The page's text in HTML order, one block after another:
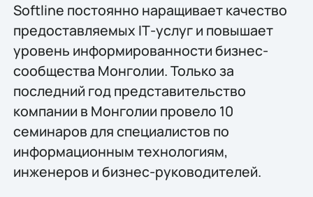
Softline постоянно наращивает качество
предоставляемых IТ-услуг и повышает
уровень информированности бизнес-
сообщества Монголии. Только за
последний год представительство
компании в Монголии провело 10
семинаров для специалистов по
информационным технологиям,
инженеров и бизнес-руководителей.